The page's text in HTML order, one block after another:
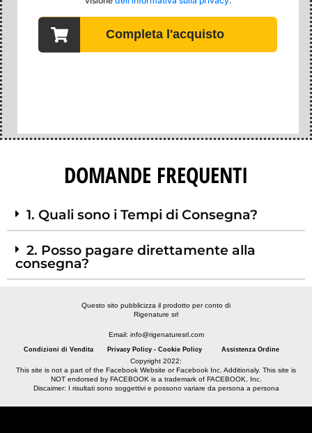
DOMANDE FREQUENTI
1. Quali sono i Tempi di Consegna?
2. Posso pagare direttamente alla
consegna?
Questo sito pubblicizza il prodotto per conto di
Rigenature srl
Email: info@rigenaturesrl.com
Condizioni di Vendita Privacy Policy - Cookie Policy Assistenza Ordine
Copyright 2022:
This site is not a part of the Facebook Website or Facebook Inc. Additionaly. This site is
NOT endorsed by FACEBOOK is a trademark of FACEBOOK, Inc.
Discaimer: I risultati sono soggettivi e possono variare da persona a persona